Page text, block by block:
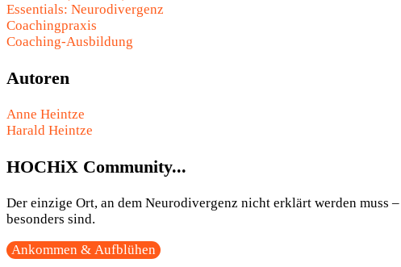
Essentials: Neurodivergenz
Coachingpraxis
Coaching-Ausbildung
Autoren
Anne Heintze
Harald Heintze
HOCHiX Community...
Der einzige Ort, an dem Neurodivergenz nicht erklärt werden muss
besonders sind.
Ankommen & Aufblühen